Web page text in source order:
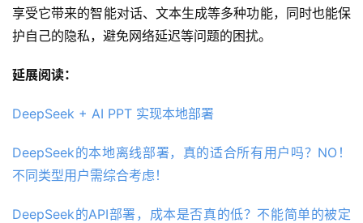
享受它带来的智能对话、文本生成等多种功能，同时也能保
护自己的隐私，避免网络延迟等问题的困扰。
延展阅读：
DeepSeek + AI PPT 实现本地部署
DeepSeek的本地离线部署，真的适合所有用户吗？NO！
不同类型用户需综合考虑！
DeepSeek的API部署，成本是否真的低？不能简单的被定